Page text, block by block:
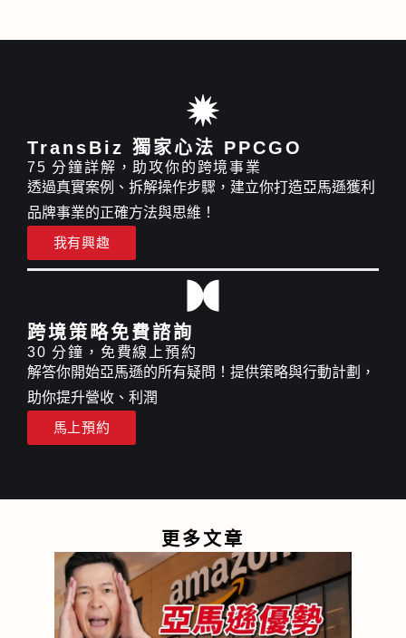
TransBiz 獨家心法 PPCGO
75 分鐘詳解，助攻你的跨境事業
透過真實案例、拆解操作步驟，建立你打造亞馬遜獲利
品牌事業的正確方法與思維！
我有興趣
跨境策略免費諮詢
30 分鐘，免費線上預約
解答你開始亞馬遜的所有疑問！提供策略與行動計劃，
助你提升營收、利潤
馬上預約
更多文章